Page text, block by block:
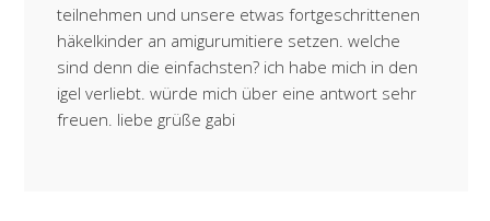
teilnehmen und unsere etwas fortgeschrittenen
häkelkinder an amigurumitiere setzen. welche
sind denn die einfachsten? ich habe mich in den
igel verliebt. würde mich über eine antwort sehr
freuen. liebe grüße gabi